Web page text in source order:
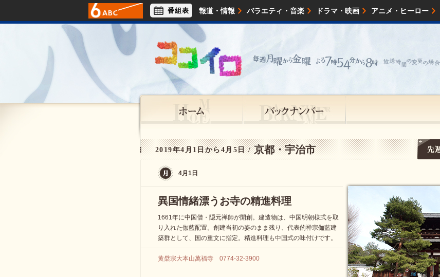
報道・情報 バラエティ・音楽 ドラマ・映画 アニメ・ヒーロー
アナウンサー ライフスタイル
番組表
2019年4月1日から4月5日 /京都・宇治市
4月1日
異国情緒漂うお寺の精進料理
1661年に中国僧・隠元禅師が開創。建造物は、中国明朝様式を取
り入れた伽藍配置。創建当初の姿のまま残り、代表的禅宗伽藍建
築群として、国の重文に指定。精進料理も中国式の味付けです。
黄檗宗大本山萬福寺 0774-32-3900